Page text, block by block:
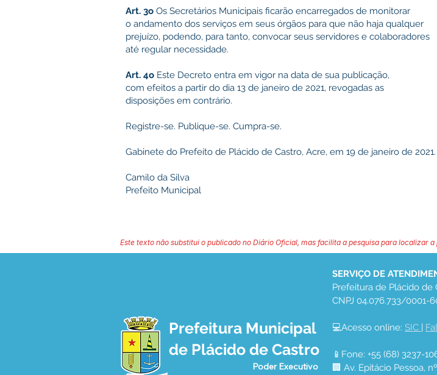
Art. 3o Os Secretários Municipais ficarão encarregados de monitorar
o andamento dos serviços em seus órgãos para que não haja qualquer
prejuízo, podendo, para tanto, convocar seus servidores e colaboradores
até regular necessidade.
Art. 4o Este Decreto entra em vigor na data de sua publicação,
com efeitos a partir do dia 13 de janeiro de 2021, revogadas as
disposições em contrário.
Registre-se. Publique-se. Cumpra-se.
Gabinete do Prefeito de Plácido de Castro, Acre, em 19 de janeiro de 2021.
Camilo da Silva
Prefeito Municipal
Este texto não substitui o publicado no Diário Oficial, mas facilita a pesquisa para localizar
Prefeitura Municipal
de Plácido de Castro
Poder Executivo
SERVIÇO DE
Prefeitura de Plácido de
CNPJ 04.076.733/0001-
💻Acesso online: SIC |
📱Fone: +55 (68) 3237-
🏢 Av. Epitácio Pessoa,